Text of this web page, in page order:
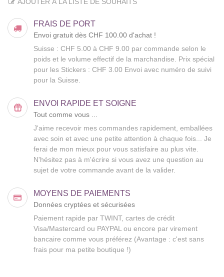
AJOUTER À LA LISTE DE SOUHAITS
FRAIS DE PORT
Envoi gratuit dès CHF 100.00 d'achat !
Suisse : CHF 5.00 à CHF 9.00 par commande selon le
poids et le volume effectif de la marchandise. Prix spécial
pour les Stickers : CHF 3.00 Envoi avec numéro de suivi
pour la Suisse.
ENVOI RAPIDE ET SOIGNE
Tout comme vous ...
J'aime recevoir mes commandes rapidement, emballées
avec soin et avec une petite attention à chaque fois... Je
ferai de mon mieux pour vous satisfaire au plus vite.
N'hésitez pas à m'écrire si vous avez une question au
sujet de votre commande avant de la valider.
MOYENS DE PAIEMENTS
Données cryptées et sécurisées
Paiement rapide par TWINT, cartes de crédit
Visa/Mastercard ou PAYPAL ou encore par virement
bancaire comme vous préférez (Avantage : c'est sans
frais pour ma petite boutique !)